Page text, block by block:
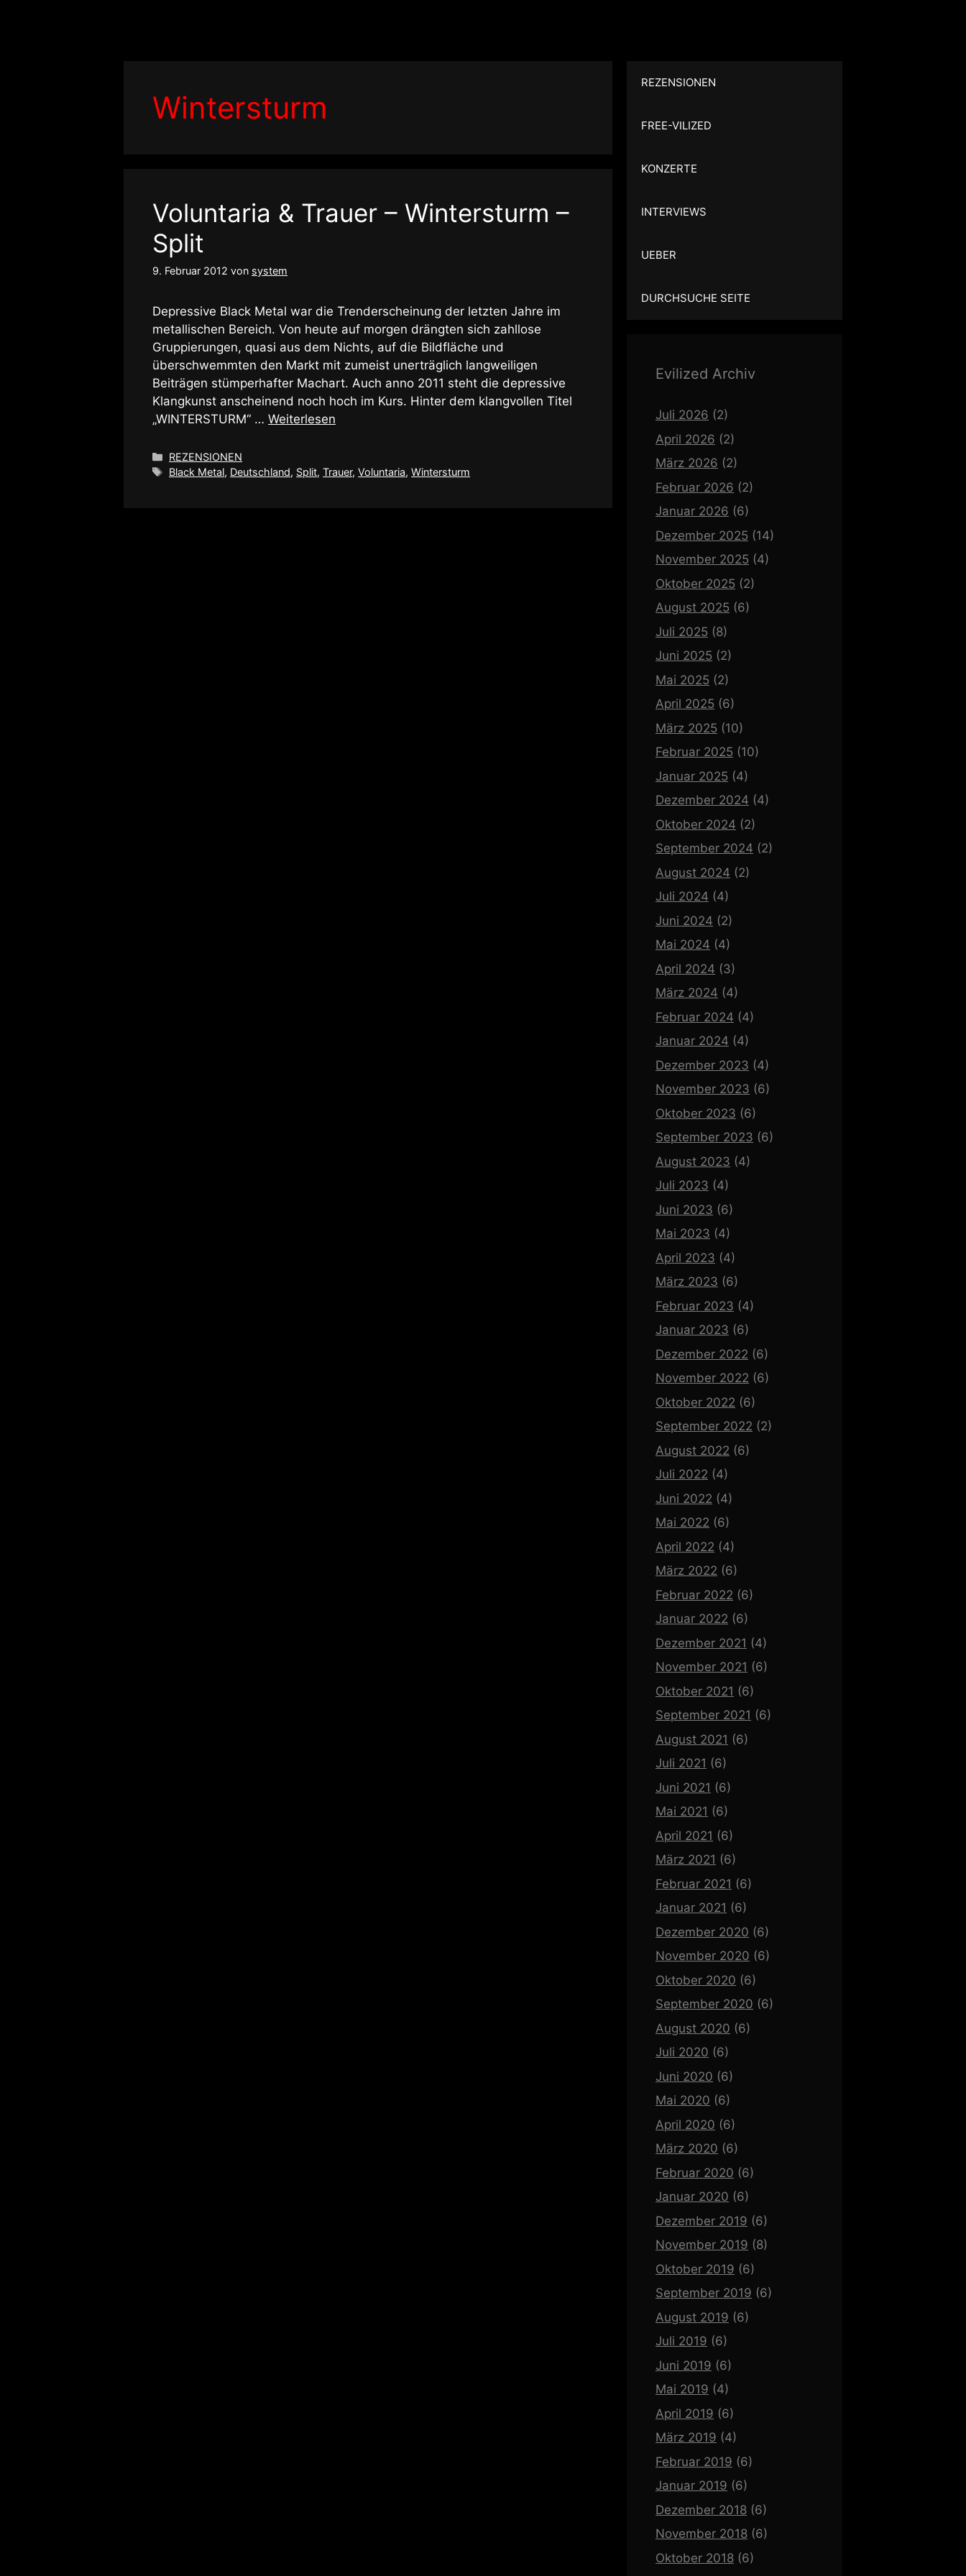
Wintersturm
Voluntaria & Trauer – Wintersturm –
Split
9. Februar 2012 von system
Depressive Black Metal war die Trenderscheinung der letzten Jahre im
metallischen Bereich. Von heute auf morgen drängten sich zahllose
Gruppierungen, quasi aus dem Nichts, auf die Bildfläche und
überschwemmten den Markt mit zumeist unerträglich langweiligen
Beiträgen stümperhafter Machart. Auch anno 2011 steht die depressive
Klangkunst anscheinend noch hoch im Kurs. Hinter dem klangvollen Titel
„WINTERSTURM“ … Weiterlesen
Kategorien
REZENSIONEN
Schlagwörter
Black Metal, Deutschland, Split,Trauer,Voluntaria,Wintersturm
REZENSIONEN
FREE-VILIZED
KONZERTE
INTERVIEWS
UEBER
DURCHSUCHE SEITE
Evilized Archiv
Juli 2026 (2)
April 2026 (2)
März 2026 (2)
Februar 2026 (2)
Januar 2026 (6)
Dezember 2025 (14)
November 2025 (4)
Oktober 2025 (2)
August 2025 (6)
Juli 2025 (8)
Juni 2025 (2)
Mai 2025 (2)
April 2025 (6)
März 2025 (10)
Februar 2025 (10)
Januar 2025 (4)
Dezember 2024 (4)
Oktober 2024 (2)
September 2024 (2)
August 2024 (2)
Juli 2024 (4)
Juni 2024 (2)
Mai 2024 (4)
April 2024 (3)
März 2024 (4)
Februar 2024 (4)
Januar 2024 (4)
Dezember 2023 (4)
November 2023 (6)
Oktober 2023 (6)
September 2023 (6)
August 2023 (4)
Juli 2023 (4)
Juni 2023 (6)
Mai 2023 (4)
April 2023 (4)
März 2023 (6)
Februar 2023 (4)
Januar 2023 (6)
Dezember 2022 (6)
November 2022 (6)
Oktober 2022 (6)
September 2022 (2)
August 2022 (6)
Juli 2022 (4)
Juni 2022 (4)
Mai 2022 (6)
April 2022 (4)
März 2022 (6)
Februar 2022 (6)
Januar 2022 (6)
Dezember 2021 (4)
November 2021 (6)
Oktober 2021 (6)
September 2021 (6)
August 2021 (6)
Juli 2021 (6)
Juni 2021 (6)
Mai 2021 (6)
April 2021 (6)
März 2021 (6)
Februar 2021 (6)
Januar 2021 (6)
Dezember 2020 (6)
November 2020 (6)
Oktober 2020 (6)
September 2020 (6)
August 2020 (6)
Juli 2020 (6)
Juni 2020 (6)
Mai 2020 (6)
April 2020 (6)
März 2020 (6)
Februar 2020 (6)
Januar 2020 (6)
Dezember 2019 (6)
November 2019 (8)
Oktober 2019 (6)
September 2019 (6)
August 2019 (6)
Juli 2019 (6)
Juni 2019 (6)
Mai 2019 (4)
April 2019 (6)
März 2019 (4)
Februar 2019 (6)
Januar 2019 (6)
Dezember 2018 (6)
November 2018 (6)
Oktober 2018 (6)